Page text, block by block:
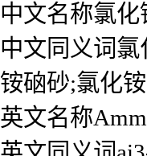
中文名称氯化
中文同义词
铵硇砂;氯化
英文名称